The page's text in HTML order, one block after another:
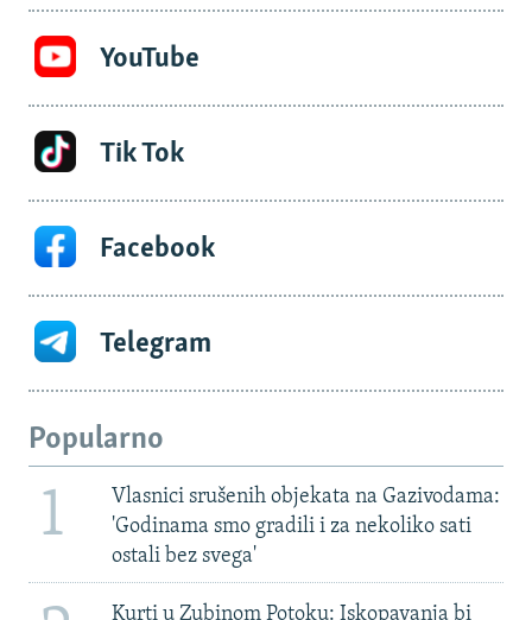
YouTube
Tik Tok
Facebook
Telegram
Popularno
1
Vlasnici srušenih objekata na Gazivodama:
'Godinama smo gradili i za nekoliko sati
ostali bez svega'
Kurti u Zubinom Potoku: Iskopavanja bi